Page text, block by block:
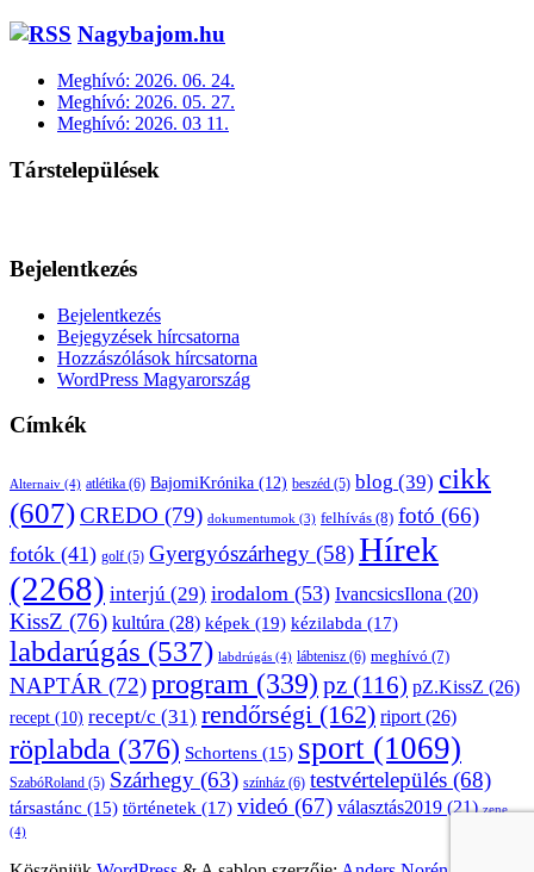
Nagybajom.hu
Meghívó: 2026. 06. 24.
Meghívó: 2026. 05. 27.
Meghívó: 2026. 03 11.
Társtelepülések
Bejelentkezés
Bejelentkezés
Bejegyzések hírcsatorna
Hozzászólások hírcsatorna
WordPress Magyarország
Címkék
Alternaiv (4) atlétika (6) BajomiKrónika (12) beszéd (5) blog (39) cikk
(607)CREDO (79) dokumentumok (3) felhívás (8) fotó (66)
fotók (41) golf (5) Gyergyószárhegy (58)Hírek
(2268) interjú (29) irodalom (53) IvancsicsIlona (20)
KissZ (76) kultúra (28) képek (19) kézilabda (17)
labdarúgás (537) labdrúgás (4) lábtenisz (6) meghívó (7)
NAPTÁR (72)program (339) pz (116) pZ.KissZ (26)
recept (10) recept/c (31) rendőrségi (162) riport(26)
röplabda (376) Schortens (15) sport (1069)
SzabóRoland (5) Szárhegy (63) színház (6) testvértelepülés (68)
társastánc (15) történetek (17) videó (67) választás2019 (21) zene
(4)